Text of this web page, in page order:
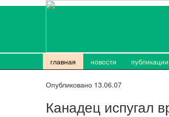
главная новости публикации
Опубликовано 13.06.07
Канадец испугал